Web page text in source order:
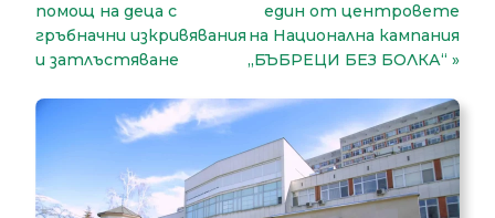
помощ на деца с
гръбначни изкривявания
и затлъстяване
един от центровете
на Национална кампания
„БЪБРЕЦИ БЕЗ БОЛКА“